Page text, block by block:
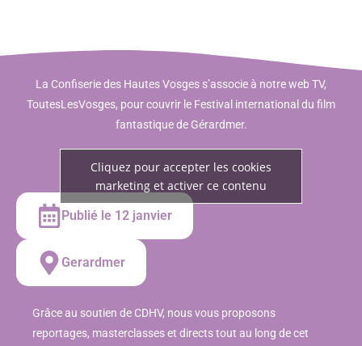
La Confiserie des Hautes Vosges s’associe à notre web TV,
ToutesLesVosges, pour couvrir le Festival international du film
fantastique de Gérardmer.
Cliquez pour accepter les cookies
marketing et activer ce contenu
Publié le 12 janvier
Gerardmer
Grâce au soutien de CDHV, nous vous proposons
reportages, masterclasses et directs tout au long de cet